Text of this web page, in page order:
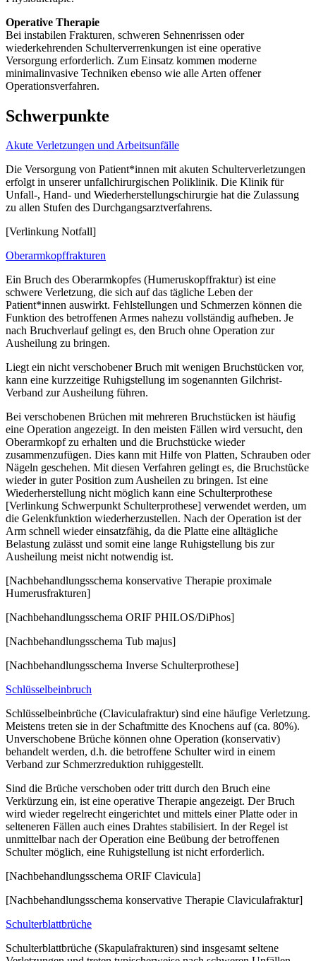
Operative Therapie
Bei instabilen Frakturen, schweren Sehnenrissen oder
wiederkehrenden Schulterverrenkungen ist eine operative
Versorgung erforderlich. Zum Einsatz kommen moderne
minimalinvasive Techniken ebenso wie alle Arten offener
Operationsverfahren.
Schwerpunkte
Akute Verletzungen und Arbeitsunfälle
Die Versorgung von Patient*innen mit akuten Schulterverletzungen
erfolgt in unserer unfallchirurgischen Poliklinik. Die Klinik für
Unfall-, Hand- und Wiederherstellungschirurgie hat die Zulassung
zu allen Stufen des Durchgangsarztverfahrens.
[Verlinkung Notfall]
Oberarmkopffrakturen
Ein Bruch des Oberarmkopfes (Humeruskopffraktur) ist eine
schwere Verletzung, die sich auf das tägliche Leben der
Patient*innen auswirkt. Fehlstellungen und Schmerzen können die
Funktion des betroffenen Armes nahezu vollständig aufheben. Je
nach Bruchverlauf gelingt es, den Bruch ohne Operation zur
Ausheilung zu bringen.
Liegt ein nicht verschobener Bruch mit wenigen Bruchstücken vor,
kann eine kurzzeitige Ruhigstellung im sogenannten Gilchrist-
Verband zur Ausheilung führen.
Bei verschobenen Brüchen mit mehreren Bruchstücken ist häufig
eine Operation angezeigt. In den meisten Fällen wird versucht, den
Oberarmkopf zu erhalten und die Bruchstücke wieder
zusammenzufügen. Dies kann mit Hilfe von Platten, Schrauben oder
Nägeln geschehen. Mit diesen Verfahren gelingt es, die Bruchstücke
wieder in guter Position zum Ausheilen zu bringen. Ist eine
Wiederherstellung nicht möglich kann eine Schulterprothese
[Verlinkung Schwerpunkt Schulterprothese] verwendet werden, um
die Gelenkfunktion wiederherzustellen. Nach der Operation ist der
Arm schnell wieder einsatzfähig, da die Platte eine alltägliche
Belastung zulässt und somit eine lange Ruhigstellung bis zur
Ausheilung meist nicht notwendig ist.
[Nachbehandlungsschema konservative Therapie proximale
Humerusfrakturen]
[Nachbehandlungsschema ORIF PHILOS/DiPhos]
[Nachbehandlungsschema Tub majus]
[Nachbehandlungsschema Inverse Schulterprothese]
Schlüsselbeinbruch
Schlüsselbeinbrüche (Claviculafraktur) sind eine häufige Verletzung.
Meistens treten sie in der Schaftmitte des Knochens auf (ca. 80%).
Unverschobene Brüche können ohne Operation (konservativ)
behandelt werden, d.h. die betroffene Schulter wird in einem
Verband zur Schmerzreduktion ruhiggestellt.
Sind die Brüche verschoben oder tritt durch den Bruch eine
Verkürzung ein, ist eine operative Therapie angezeigt. Der Bruch
wird wieder regelrecht eingerichtet und mittels einer Platte oder in
selteneren Fällen auch eines Drahtes stabilisiert. In der Regel ist
unmittelbar nach der Operation eine Beübung der betroffenen
Schulter möglich, eine Ruhigstellung ist nicht erforderlich.
[Nachbehandlungsschema ORIF Clavicula]
[Nachbehandlungsschema konservative Therapie Claviculafraktur]
Schulterblattbrüche
Schulterblattbrüche (Skapulafrakturen) sind insgesamt seltene